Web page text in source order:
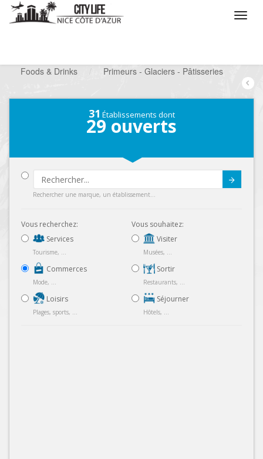
Foods & Drinks
/ Primeurs - Glaciers - Pâtisseries
31 Établissements dont
29 ouverts
Rechercher une marque, un établissement...
Vous recherchez:
Services
Tourisme, ...
Commerces
Mode, ...
Loisirs
Plages, sports, ...
Vous souhaitez:
Visiter
Musées, ...
Sortir
Restaurants, ...
Séjourner
Hôtels, ...